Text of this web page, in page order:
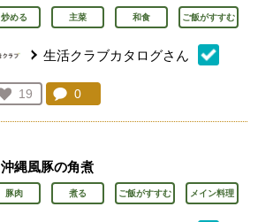
炒める 主菜 和食 ご飯がすすむ
生活クラブカタログさん
お気に入り登録：
19
人が登録
コメント：
0
沖縄風豚の角煮
豚肉 煮る ご飯がすすむ メイン料理